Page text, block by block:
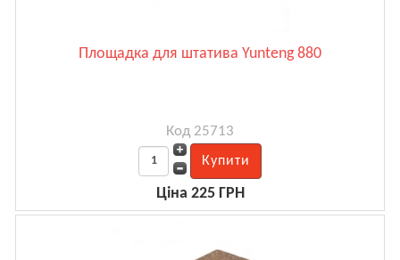
Площадка для штатива Yunteng 880
Код 25713
Ціна 225 ГРН